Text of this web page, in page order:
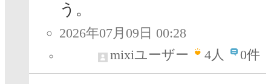
う。
2026年07月09日 00:28
mixiユーザー
4人 0件